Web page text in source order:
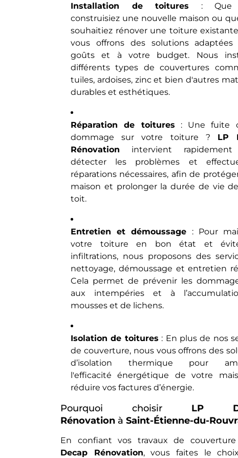
Installation de toitures : Que
construisiez une nouvelle maison ou
souhaitiez rénover une toiture
vous offrons des solutions
goûts et à votre budget. Nous
différents types de couvertures
tuiles, ardoises, zinc et bien d'autres
durables et esthétiques.
Réparation de toitures : Une fuite
dommage sur votre toiture ? LP
Rénovation intervient
détecter les problèmes et
réparations nécessaires, afin de
maison et prolonger la durée de vie
toit.
Entretien et démoussage : Pour
votre toiture en bon état et
infiltrations, nous proposons des
nettoyage, démoussage et entretien
Cela permet de prévenir les
aux intempéries et à
mousses et de lichens.
Isolation de toitures : En plus de nos
de couverture, nous vous offrons des
d’isolation thermique pour
l'efficacité énergétique de votre
réduire vos factures d’énergie.
Pourquoi choisir LP
Rénovation à Saint-Étienne-du-
En confiant vos travaux de
Decap Rénovation, vous faites le